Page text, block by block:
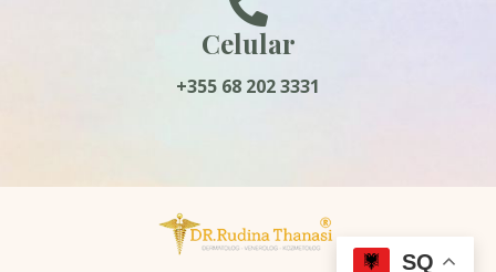
Celular
+355 68 202 3331
SQ